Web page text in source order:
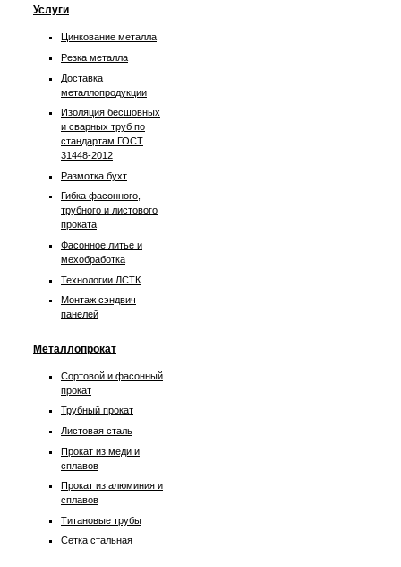
Услуги
Цинкование металла
Резка металла
Доставка
металлопродукции
Изоляция бесшовных
и сварных труб по
стандартам ГОСТ
31448-2012
Размотка бухт
Гибка фасонного,
трубного и листового
проката
Фасонное литье и
мехобработка
Технологии ЛСТК
Монтаж сэндвич
панелей
Металлопрокат
Сортовой и фасонный
прокат
Трубный прокат
Листовая сталь
Прокат из меди и
сплавов
Прокат из алюминия и
сплавов
Титановые трубы
Сетка стальная